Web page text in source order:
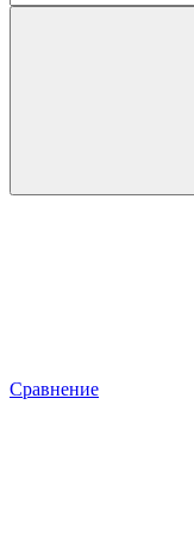
Сравнение